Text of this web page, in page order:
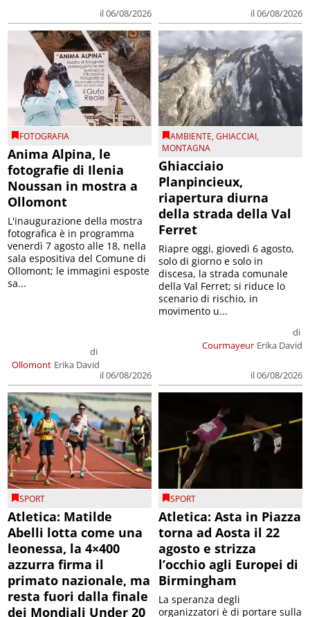
il 06/08/2026 il 06/08/2026
FOTOGRAFIA
Anima Alpina, le
fotografie di Ilenia
Noussan in mostra a
Ollomont
Ollomont
di
Erika David
il 06/08/2026
L'inaugurazione della mostra
fotografica è in programma
venerdì 7 agosto alle 18, nella
sala espositiva del Comune di
Ollomont; le immagini esposte
sa...
AMBIENTE,GHIACCIAI,
MONTAGNA
Ghiacciaio
Planpincieux,
riapertura diurna
della strada della Val
Ferret
Courmayeur
di
Erika David
il 06/08/2026
Riapre oggi, giovedì 6 agosto,
solo di giorno e solo in
discesa, la strada comunale
della Val Ferret; si riduce lo
scenario di rischio, in
movimento u...
SPORT
Atletica: Matilde
Abelli lotta come una
leonessa, la 4×400
azzurra firma il
primato nazionale, ma
resta fuori dalla finale
dei Mondiali Under 20
SPORT
Atletica: Asta in Piazza
torna ad Aosta il 22
agosto e strizza
l’occhio agli Europei di
Birmingham
La speranza degli
organizzatori è di portare sulla